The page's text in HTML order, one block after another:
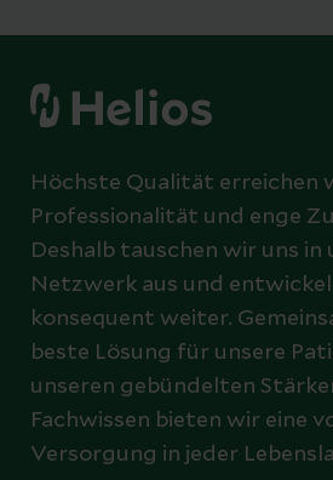
Höchste Qualität erreichen
Professionalität und enge
Deshalb tauschen wir uns in
Netzwerk aus und
konsequent weiter.
beste Lösung für unsere
unseren gebündelten
Fachwissen bieten wir eine
Versorgung in jeder